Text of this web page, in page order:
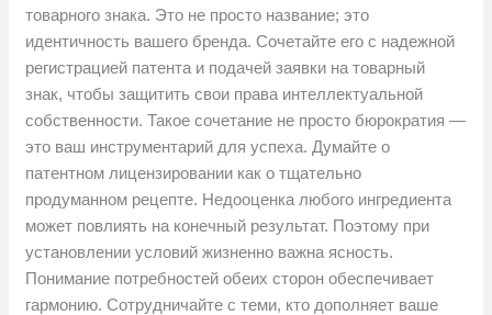
товарного знака. Это не просто название; это
идентичность вашего бренда. Сочетайте его с надежной
регистрацией патента и подачей заявки на товарный
знак, чтобы защитить свои права интеллектуальной
собственности. Такое сочетание не просто бюрократия —
это ваш инструментарий для успеха. Думайте о
патентном лицензировании как о тщательно
продуманном рецепте. Недооценка любого ингредиента
может повлиять на конечный результат. Поэтому при
установлении условий жизненно важна ясность.
Понимание потребностей обеих сторон обеспечивает
гармонию. Сотрудничайте с теми, кто дополняет ваше